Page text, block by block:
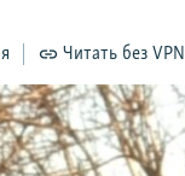
Читать без VPN